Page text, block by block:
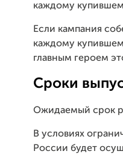
каждому
Если кампания
каждому
главным героем
Сроки
Ожидаемый срок
В условиях
России будет